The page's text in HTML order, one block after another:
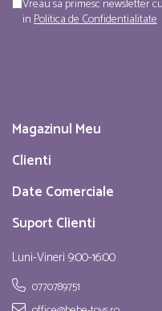
Vreau sa primesc newsletter
inPolitica de Confidentialitate
Magazinul Meu
Clienti
Date Comerciale
Suport Clienti
Luni-Vineri 9:00-16:00
0770789751